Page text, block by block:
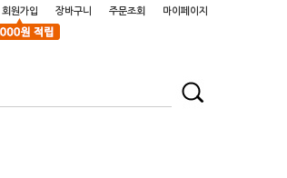
회원가입 장바구니 주문조회 마이페이지